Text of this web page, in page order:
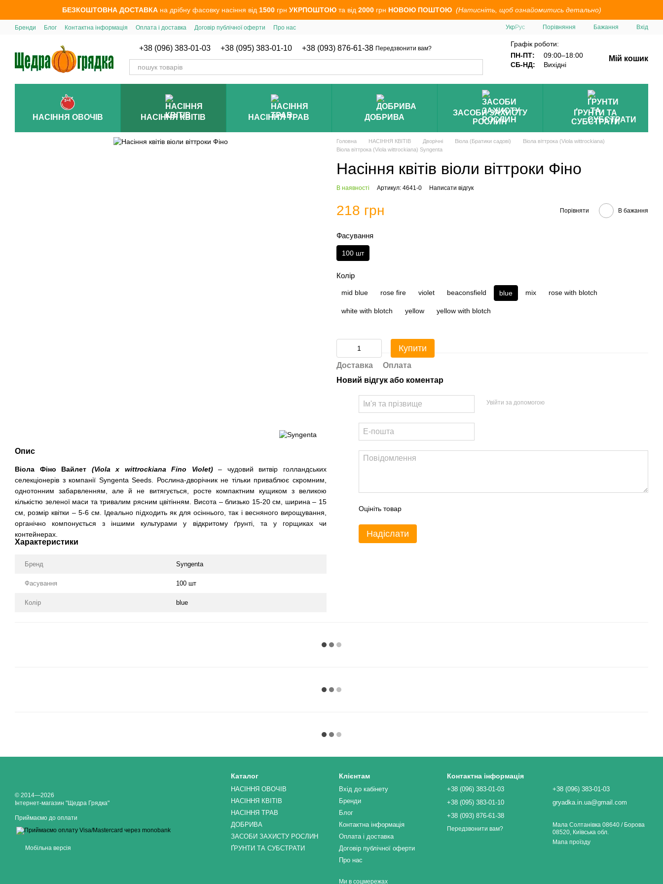
Перейти до основного контентуБЕЗКОШТОВНА ДОСТАВКА на дрібну фасовку насіння від 1500грн УКРПОШТОЮта від 2000грн НОВОЮ ПОШТОЮ (Натисніть, щоб ознайомитись детально)
Бренди Блог Контактна інформація Оплата і доставка Договір публічної оферти Про нас УкрРус Порівняння Бажання Вхід
+38 (096) 383-01-03 +38 (095) 383-01-10 +38 (093) 876-61-38 Передзвонити вам?
Графік роботи:
ПН-ПТ:
09:00–18:00
СБ-НД:
Вихідні
Мій кошик
НАСІННЯ ОВОЧІВ НАСІННЯ КВІТІВ НАСІННЯ ТРАВ ДОБРИВА
ЗАСОБИ ЗАХИСТУ
РОСЛИН
ҐРУНТИ ТА
СУБСТРАТИ
Опис
Віола Фіно Вайлет (Viola x wittrockiana Fino Violet)– чудовий витвір голландських
селекціонерів з компанії Syngenta Seeds. Рослина-дворічник не тільки приваблює скромним,
однотонним забарвленням, але й не витягується, росте компактним кущиком з великою
кількістю зеленої маси та тривалим рясним цвітінням. Висота – близько 15-20 см, ширина – 15
см, розмір квітки – 5-6 см. Ідеально підходить як для осіннього, так і весняного вирощування,
органічно компонується з іншими культурами у відкритому ґрунті, та у горщиках чи
контейнерах.
Характеристики
Бренд Syngenta
Фасування 100 шт
Колір blue
Головна НАСІННЯ КВІТІВ Дворічні Віола (Братики садові)
Віола віттрока (Viola wittrockiana)
Віола віттрока (Viola wittrockiana) Syngenta
Насіння квітів віоли віттроки Фіно
В наявності Артикул: 4641-0 Написати відгук
218 грн Порівняти В бажання
Фасування
100 шт
Колір
mid blue rose fire violet beaconsfield blue mix rose with blotch
white with blotch yellow yellow with blotch
Купити
Доставка
Оплата
Новий відгук або коментар
Увійти за допомогою
Оцініть товар
Надіслати
© 2014—2026
Інтернет-магазин "Щедра Грядка"
Приймаємо до оплати
Мобільна версія
Каталог
НАСІННЯ ОВОЧІВ
НАСІННЯ КВІТІВ
НАСІННЯ ТРАВ
ДОБРИВА
ЗАСОБИ ЗАХИСТУ РОСЛИН
ҐРУНТИ ТА СУБСТРАТИ
Клієнтам
Вхід до кабінету
Бренди
Блог
Контактна інформація
Оплата і доставка
Договір публічної оферти
Про нас
Ми в соцмережах
Контактна інформація
+38 (096) 383-01-03
+38 (095) 383-01-10
+38 (093) 876-61-38
Передзвонити вам?
+38 (096) 383-01-03
gryadka.in.ua@gmail.com
Мала Солтанівка 08640 / Борова
08520, Київська обл.
Мапа проїзду